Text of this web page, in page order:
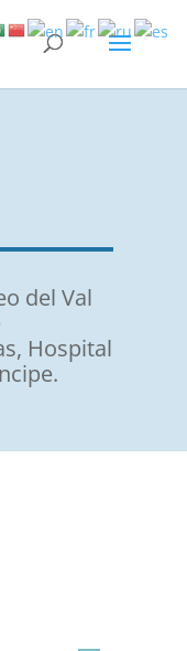
del Val
Hospital